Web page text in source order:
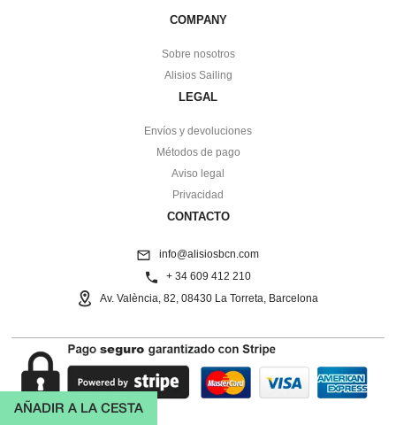
AÑADIR A LA CESTA
COMPANY
Sobre nosotros
Alisios Sailing
LEGAL
Envíos y devoluciones
Métodos de pago
Aviso legal
Privacidad
CONTACTO
info@alisiosbcn.com
+ 34 609 412 210
Av. València, 82, 08430 La Torreta, Barcelona